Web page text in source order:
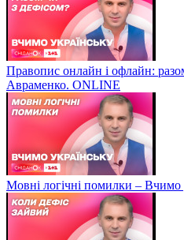
Правопис онлайн і офлайн:
Авраменко. ONLINE
Мовні логічні помилки – Вчимо